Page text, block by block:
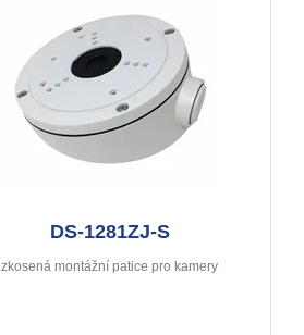
DS-1281ZJ-S
zkosená montážní patice pro kamery